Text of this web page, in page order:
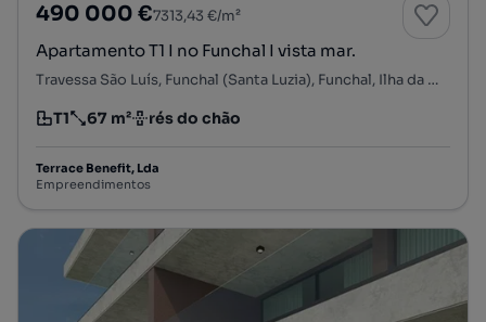
490 000 €7313,43 €/m²
Apartamento T1 I no Funchal I vista mar.
Travessa São Luís, Funchal (Santa Luzia), Funchal, Ilha da Madeira
Tipologia
T1
Preço por metro quadrado
67 m²
Andar rés do chão
Terrace Benefit, Lda
Empreendimentos